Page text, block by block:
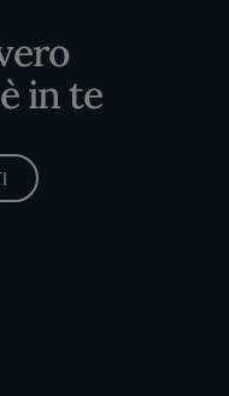
in te